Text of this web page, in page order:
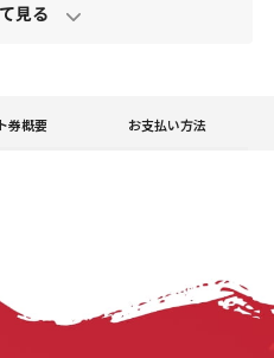
券概要 お支払い方法